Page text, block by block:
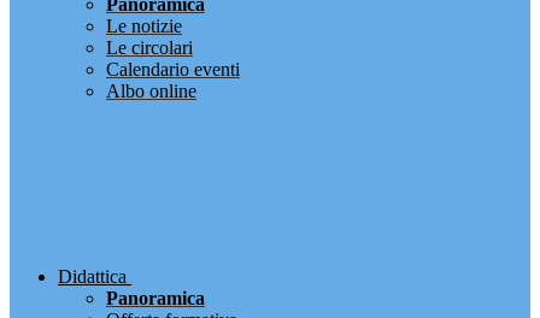
Panoramica
Le notizie
Le circolari
Calendario eventi
Albo online
Didattica
Panoramica